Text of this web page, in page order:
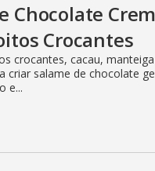
Chocolate
Crocantes
crocantes, cacau,
criar salame de chocolate
e...